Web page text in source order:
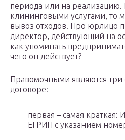
периода или на реализацию.
клининговыми услугами, то
вывоз отходов. Про юрлицо
директор, действующий на
как упоминать
чего он действует?
Правомочными являются
договоре:
первая – самая
ЕГРИП с указанием